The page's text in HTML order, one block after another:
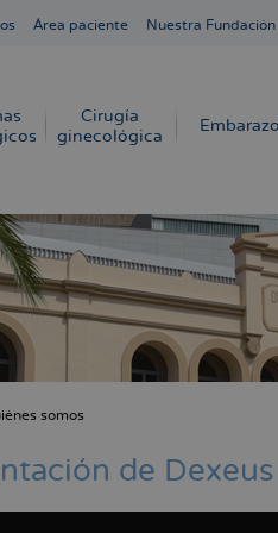
Área paciente Nuestra Fundación
Cirugía
ginecológica
Embarazo
somos
de